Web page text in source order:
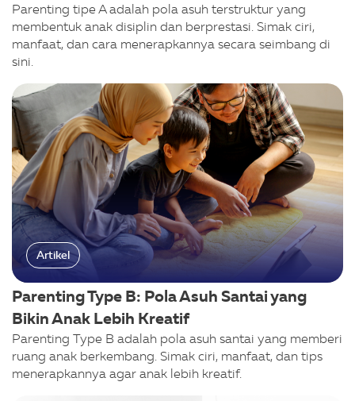
Parenting tipe A adalah pola asuh terstruktur yang
membentuk anak disiplin dan berprestasi. Simak ciri,
manfaat, dan cara menerapkannya secara seimbang di
sini.
Artikel
Parenting Type B: Pola Asuh Santai yang
Bikin Anak Lebih Kreatif
Parenting Type B adalah pola asuh santai yang memberi
ruang anak berkembang. Simak ciri, manfaat, dan tips
menerapkannya agar anak lebih kreatif.